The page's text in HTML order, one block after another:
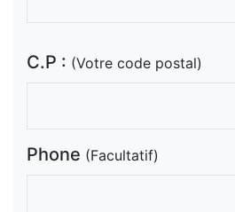
C.P : (Votre code postal)
Phone (Facultatif)